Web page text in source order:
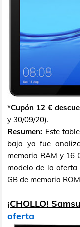
*Cupón 12 €
y 30/09/20).
Resumen: Este
baja ya fue
memoria RAM y 16
modelo de la oferta
GB de memoria
¡CHOLLO!
oferta